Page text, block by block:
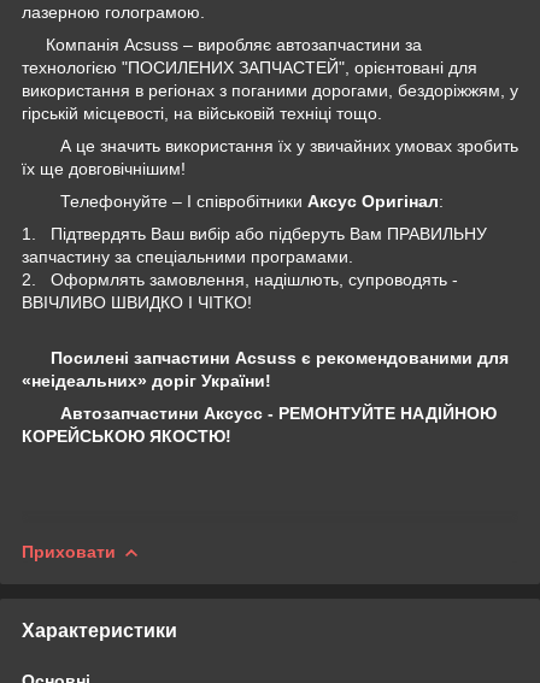
лазерною голограмою.
Компанія Acsuss – виробляє автозапчастини за
технологією "ПОСИЛЕНИХ ЗАПЧАСТЕЙ", орієнтовані для
використання в регіонах з поганими дорогами, бездоріжжям, у
гірській місцевості, на військовій техніці тощо.
А це значить використання їх у звичайних умовах зробить
їх ще довговічнішим!
Телефонуйте – І співробітники Аксус Оригінал:
1. Підтвердять Ваш вибір або підберуть Вам ПРАВИЛЬНУ
запчастину за спеціальними програмами.
2. Оформлять замовлення, надішлють, супроводять -
ВВІЧЛИВО ШВИДКО І ЧІТКО!
Посилені запчастини Acsuss є рекомендованими для
«неідеальних» доріг України!
Автозапчастини Аксусс - РЕМОНТУЙТЕ НАДІЙНОЮ
КОРЕЙСЬКОЮ ЯКОСТЮ!
Приховати
Характеристики